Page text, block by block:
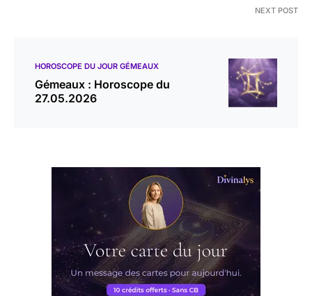
NEXT POST
HOROSCOPE DU JOUR GÉMEAUX
Gémeaux : Horoscope du
27.05.2026